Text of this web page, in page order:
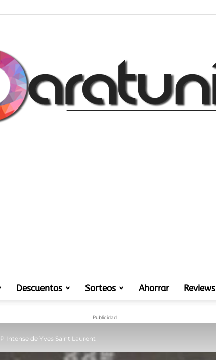
muestras
gratis
Descuentos Sorteos Ahorrar Reviews
Publicidad
Intense de Yves Saint Laurent